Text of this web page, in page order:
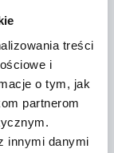
treści
i
o tym, jak
partnerom
innymi danymi